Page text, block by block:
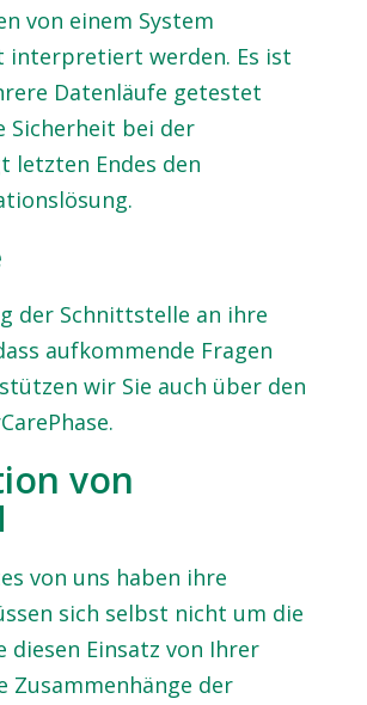
von einem System
werden. Es ist
Datenläufe getestet
Sicherheit bei der
letzten Endes den
der Schnittstelle an ihre
aufkommende Fragen
wir Sie auch über den
von
von uns haben ihre
sich selbst nicht um die
Einsatz von Ihrer
der